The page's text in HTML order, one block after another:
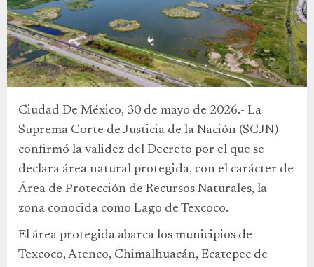
Ciudad De México, 30 de mayo de 2026.- La
Suprema Corte de Justicia de la Nación (SCJN)
confirmó la validez del Decreto por el que se
declara área natural protegida, con el carácter de
Área de Protección de Recursos Naturales, la
zona conocida como Lago de Texcoco.
El área protegida abarca los municipios de
Texcoco, Atenco, Chimalhuacán, Ecatepec de